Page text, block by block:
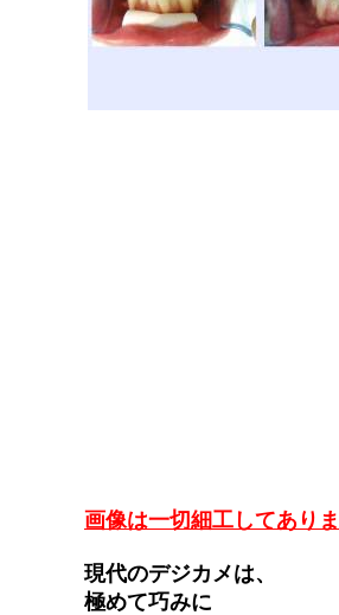
画像は一切細工してありま
現代のデジカメは、
極めて巧みに